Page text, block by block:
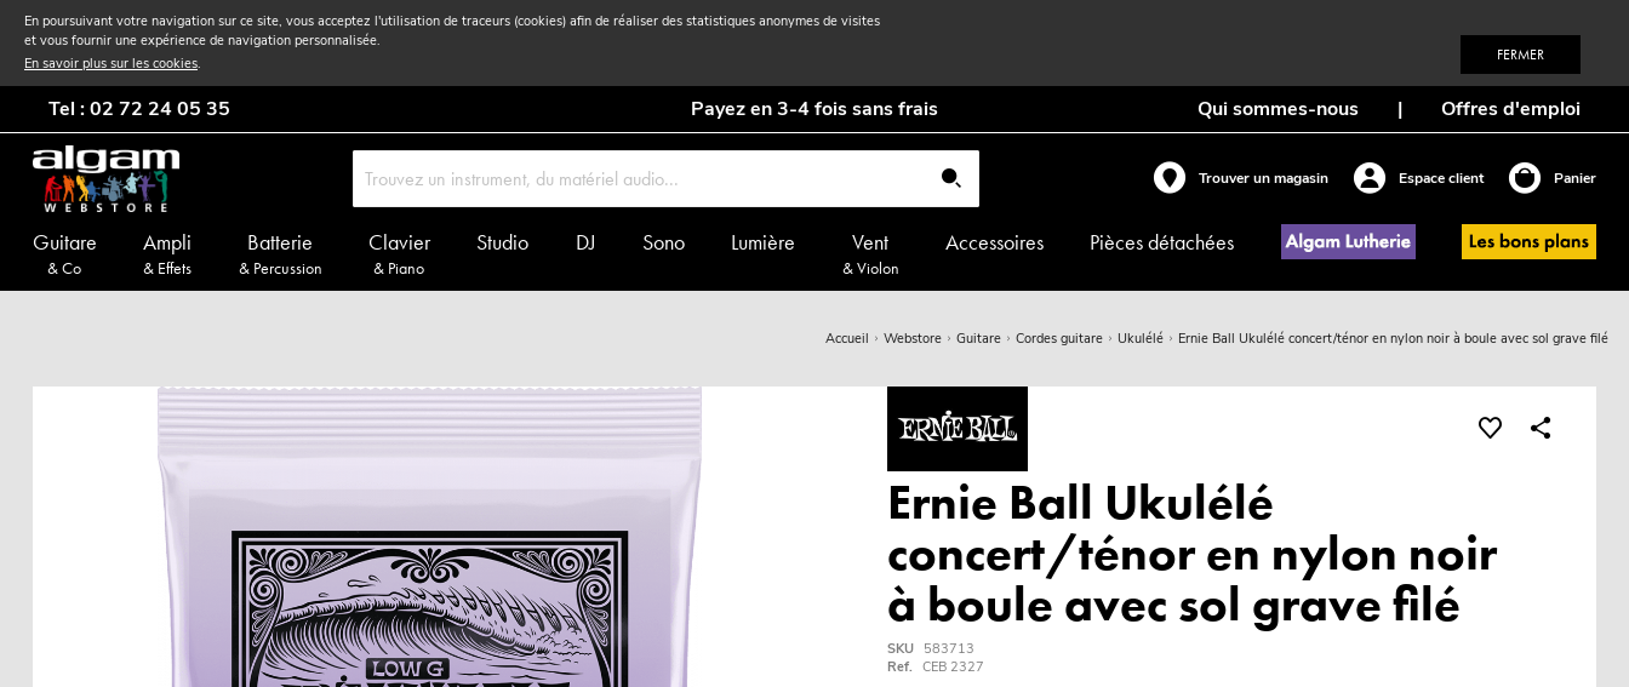
En poursuivant votre navigation sur ce site, vous acceptez l'utilisation de traceurs (cookies) afin de réaliser des statistiques anonymes de visites
et vous fournir une expérience de navigation personnalisée.
En savoir plus sur les cookies. FERMER
Tel : 02 72 24 05 35 Payez en 3-4 fois sans frais Qui sommes-nous | Offres d'emploi
Trouver un magasin Espace client Panier
Guitare
& Co
Ampli
& Effets
Batterie
& Percussion
Clavier
& Piano
Studio DJ Sono Lumière Vent
& Violon
Accessoires Pièces détachées
Accueil Webstore Guitare Cordes guitare Ukulélé Ernie Ball Ukulélé concert/ténor en nylon noir à boule avec sol grave filé
Ernie Ball Ukulélé
concert/ténor en nylon noir
à boule avec sol grave filé
SKU 583713
Ref. CEB 2327